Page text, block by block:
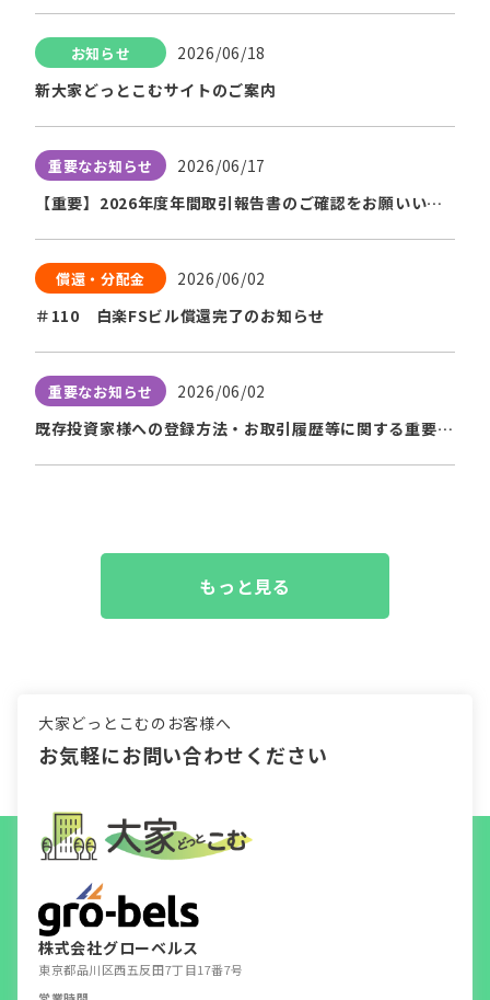
お知らせ
2026/06/18
新大家どっとこむサイトのご案内
重要なお知らせ
2026/06/17
【重要】2026年度年間取引報告書のご確認をお願いいた
償還・分配金
2026/06/02
＃110 白楽FSビル償還完了のお知らせ
重要なお知らせ
2026/06/02
既存投資家様への登録方法・お取引履歴等に関する重要な
もっと見る
大家どっとこむのお客様へ
お気軽にお問い合わせください
株式会社グローベルス
東京都品川区西五反田7丁目17番7号